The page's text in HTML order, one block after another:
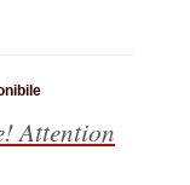
Attention